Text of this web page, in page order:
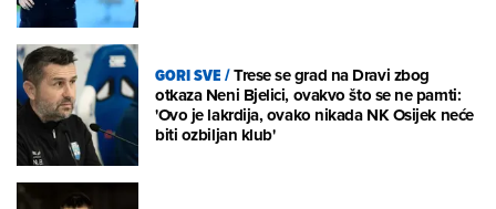
GORI SVE/Trese se grad na Dravi zbog
otkaza Neni Bjelici, ovakvo što se ne pamti:
'Ovo je lakrdija, ovako nikada NK Osijek neće
biti ozbiljan klub'